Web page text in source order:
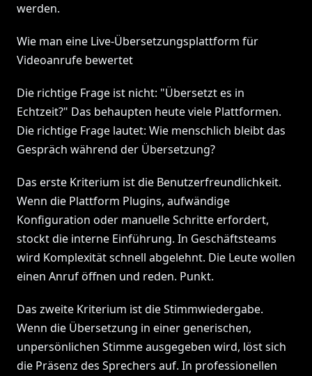
werden.
Wie man eine Live-Übersetzungsplattform für
Videoanrufe bewertet
Die richtige Frage ist nicht: "Übersetzt es in
Echtzeit?" Das behaupten heute viele Plattformen.
Die richtige Frage lautet: Wie menschlich bleibt das
Gespräch während der Übersetzung?
Das erste Kriterium ist die Benutzerfreundlichkeit.
Wenn die Plattform Plugins, aufwändige
Konfiguration oder manuelle Schritte erfordert,
stockt die interne Einführung. In Geschäftsteams
wird Komplexität schnell abgelehnt. Die Leute wollen
einen Anruf öffnen und reden. Punkt.
Das zweite Kriterium ist die Stimmwiedergabe.
Wenn die Übersetzung in einer generischen,
unpersönlichen Stimme ausgegeben wird, löst sich
die Präsenz des Sprechers auf. In professionellen